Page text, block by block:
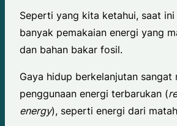
Seperti yang kita ketahui, saat ini
banyak pemakaian energi yang
dan bahan bakar fosil.
Gaya hidup berkelanjutan sangat
penggunaan energi terbarukan (
energy), seperti energi dari